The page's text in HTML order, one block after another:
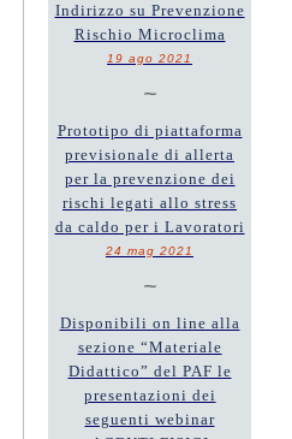
Indirizzo su Prevenzione
Rischio Microclima
19 ago 2021
~
Prototipo di piattaforma
previsionale di allerta
per la prevenzione dei
rischi legati allo stress
da caldo per i Lavoratori
24 mag 2021
~
Disponibili on line alla
sezione “Materiale
Didattico” del PAF le
presentazioni dei
seguenti webinar